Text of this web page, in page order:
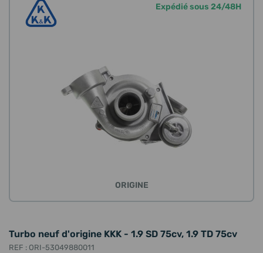
Expédié sous 24/48H
ORIGINE
Turbo neuf d'origine KKK - 1.9 SD 75cv, 1.9 TD 75cv
REF : ORI-53049880011